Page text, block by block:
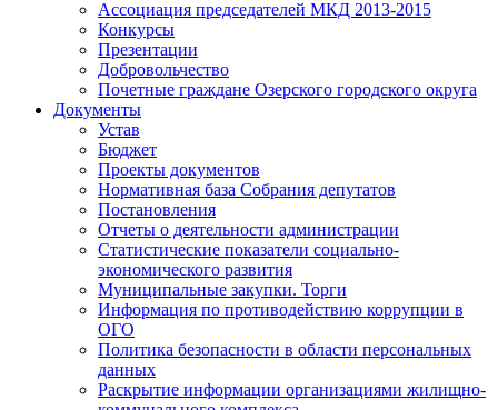
Ассоциация председателей МКД 2013-2015
Конкурсы
Презентации
Добровольчество
Почетные граждане Озерского городского округа
Документы
Устав
Бюджет
Проекты документов
Нормативная база Собрания депутатов
Постановления
Отчеты о деятельности администрации
Статистические показатели социально-
экономического развития
Муниципальные закупки. Торги
Информация по противодействию коррупции в
ОГО
Политика безопасности в области персональных
данных
Раскрытие информации организациями жилищно-